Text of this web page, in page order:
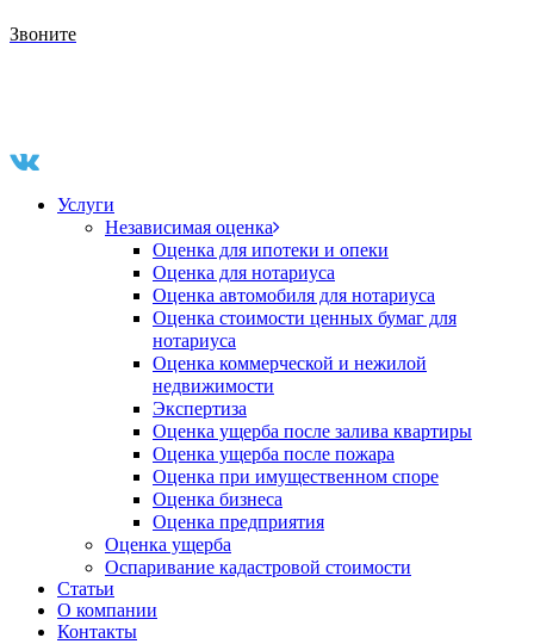
Звоните
Услуги
Независимая оценка
Оценка для ипотеки и опеки
Оценка для нотариуса
Оценка автомобиля для нотариуса
Оценка стоимости ценных бумаг для
нотариуса
Оценка коммерческой и нежилой
недвижимости
Экспертиза
Оценка ущерба после залива квартиры
Оценка ущерба после пожара
Оценка при имущественном споре
Оценка бизнеса
Оценка предприятия
Оценка ущерба
Оспаривание кадастровой стоимости
Статьи
О компании
Контакты